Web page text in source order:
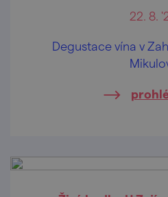
22. 8.
Degustace vína v